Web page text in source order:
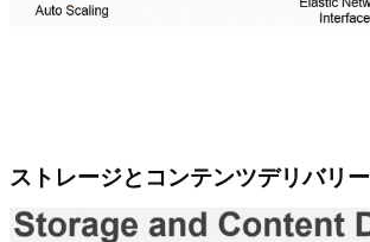
ストレージとコンテンツデリバリー